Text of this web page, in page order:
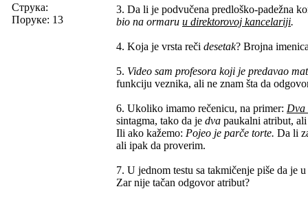
Струка:
Поруке: 13
3. Da li je podvučena predloško-padežna
bio na ormaru u direktorovoj kancelariji.
4. Koja je vrsta reči desetak? Brojna
5. Video sam profesora koji je predavao
funkciju veznika, ali ne znam šta da
6. Ukoliko imamo rečenicu, na primer: Dva
sintagma, tako da je dva paukalni atribut,
Ili ako kažemo: Pojeo je parče torte. Da li
ali ipak da proverim.
7. U jednom testu sa takmičenje piše da je
Zar nije tačan odgovor atribut?